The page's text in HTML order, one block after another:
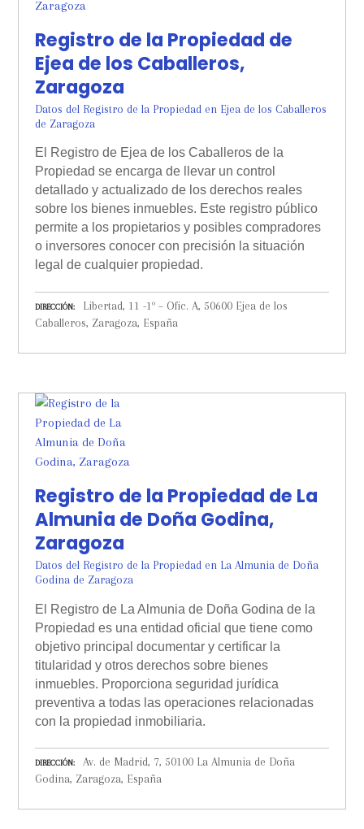
Registro de la Propiedad de
Ejea de los Caballeros,
Zaragoza
Datos del Registro de la Propiedad en Ejea de los Caballeros
de Zaragoza
El Registro de Ejea de los Caballeros de la
Propiedad se encarga de llevar un control
detallado y actualizado de los derechos reales
sobre los bienes inmuebles. Este registro público
permite a los propietarios y posibles compradores
o inversores conocer con precisión la situación
legal de cualquier propiedad.
DIRECCIÓN
Libertad, 11 -1º – Ofic. A, 50600 Ejea de los
Caballeros, Zaragoza, España
Registro de la Propiedad de La
Almunia de Doña Godina,
Zaragoza
Datos del Registro de la Propiedad en La Almunia de Doña
Godina de Zaragoza
El Registro de La Almunia de Doña Godina de la
Propiedad es una entidad oficial que tiene como
objetivo principal documentar y certificar la
titularidad y otros derechos sobre bienes
inmuebles. Proporciona seguridad jurídica
preventiva a todas las operaciones relacionadas
con la propiedad inmobiliaria.
DIRECCIÓN
Av. de Madrid, 7, 50100 La Almunia de Doña
Godina, Zaragoza, España